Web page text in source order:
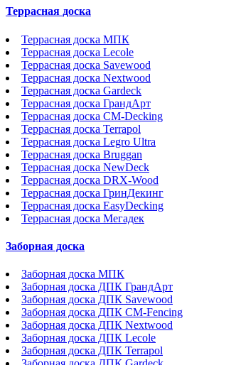
Террасная доска
Террасная доска МПК
Террасная доска Lecole
Террасная доска Savewood
Террасная доска Nextwood
Террасная доска Gardeck
Террасная доска ГрандАрт
Террасная доска CM-Decking
Террасная доска Terrapol
Террасная доска Legro Ultra
Террасная доска Bruggan
Террасная доска NewDeck
Террасная доска DRX-Wood
Террасная доска ГринДекинг
Террасная доска EasyDecking
Террасная доска Мегадек
Заборная доска
Заборная доска МПК
Заборная доска ДПК ГрандАрт
Заборная доска ДПК Savewood
Заборная доска ДПК CM-Fencing
Заборная доска ДПК Nextwood
Заборная доска ДПК Lecole
Заборная доска ДПК Terrapol